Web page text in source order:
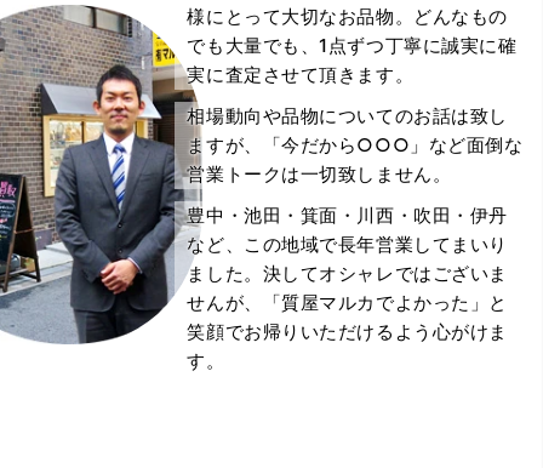
様にとって大切なお品物。どんなもの
でも大量でも、1点ずつ丁寧に誠実に確
実に査定させて頂きます。
相場動向や品物についてのお話は致し
ますが、「今だから○○○」など面倒な
営業トークは一切致しません。
豊中・池田・箕面・川西・吹田・伊丹
など、この地域で長年営業してまいり
ました。決してオシャレではございま
せんが、「質屋マルカでよかった」と
笑顔でお帰りいただけるよう心がけま
す。